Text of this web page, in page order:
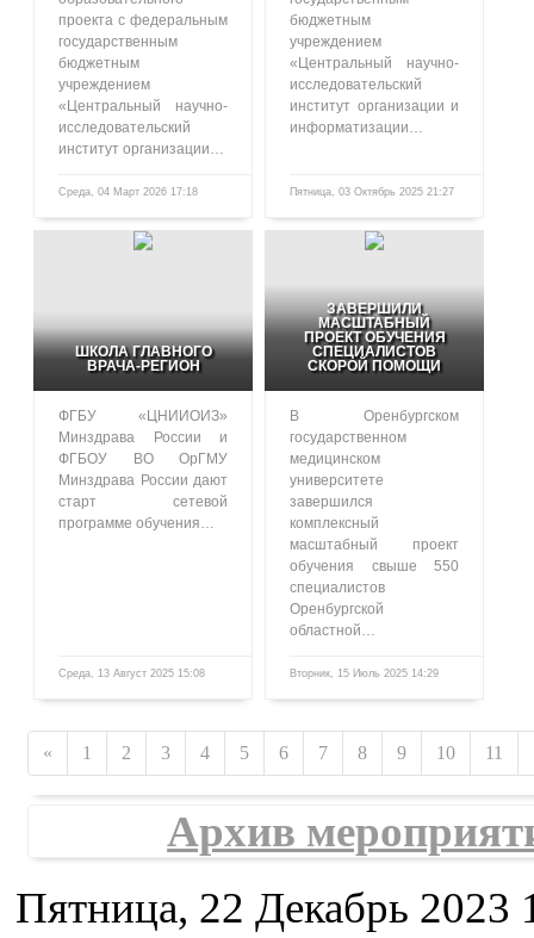
проекта с федеральным
государственным
бюджетным
учреждением
«Центральный научно-
исследовательский
институт организации…
Среда, 04 Март 2026 17:18
бюджетным
учреждением
«Центральный научно-
исследовательский
институт организации и
информатизации…
Пятница, 03 Октябрь 2025 21:27
ШКОЛА ГЛАВНОГО
ВРАЧА-РЕГИОН
ФГБУ «ЦНИИОИЗ»
Минздрава России и
ФГБОУ ВО ОрГМУ
Минздрава России дают
старт сетевой
программе обучения…
Среда, 13 Август 2025 15:08
ЗАВЕРШИЛИ
МАСШТАБНЫЙ
ПРОЕКТ ОБУЧЕНИЯ
СПЕЦИАЛИСТОВ
СКОРОЙ ПОМОЩИ
В Оренбургском
государственном
медицинском
университете
завершился
комплексный
масштабный проект
обучения свыше 550
специалистов
Оренбургской
областной…
Вторник, 15 Июль 2025 14:29
« 1 2 3 4 5 6 7 8 9 10 11
Архив
Пятница, 22 Декабрь 2023